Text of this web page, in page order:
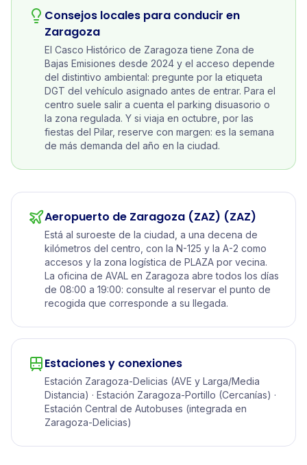
Consejos locales para conducir en
Zaragoza
El Casco Histórico de Zaragoza tiene Zona de
Bajas Emisiones desde 2024 y el acceso depende
del distintivo ambiental: pregunte por la etiqueta
DGT del vehículo asignado antes de entrar. Para el
centro suele salir a cuenta el parking disuasorio o
la zona regulada. Y si viaja en octubre, por las
fiestas del Pilar, reserve con margen: es la semana
de más demanda del año en la ciudad.
Aeropuerto de Zaragoza (ZAZ) (ZAZ)
Está al suroeste de la ciudad, a una decena de
kilómetros del centro, con la N-125 y la A-2 como
accesos y la zona logística de PLAZA por vecina.
La oficina de AVAL en Zaragoza abre todos los días
de 08:00 a 19:00: consulte al reservar el punto de
recogida que corresponde a su llegada.
Estaciones y conexiones
Estación Zaragoza-Delicias (AVE y Larga/Media
Distancia) · Estación Zaragoza-Portillo (Cercanías) ·
Estación Central de Autobuses (integrada en
Zaragoza-Delicias)